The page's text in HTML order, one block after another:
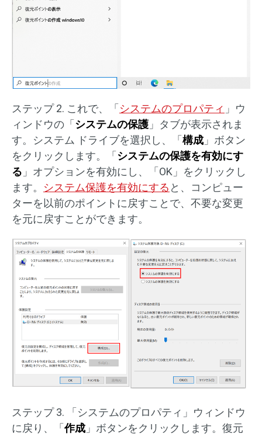
ステップ 2. これで、「 システムのプロパティ 」ウ
ィンドウの「 システムの保護 」タブが表示されま
す。システム ドライブを選択し、「 構成 」ボタン
をクリックします。「 システムの保護を有効にす
る 」オプションを有効にし、「OK」をクリックし
ます。 システム保護を有効にする と、コンピュー
ターを以前のポイントに戻すことで、不要な変更
を元に戻すことができます。
ステップ 3. 「システムのプロパティ」ウィンドウ
に戻り、「作成 」ボタンをクリックします。復元